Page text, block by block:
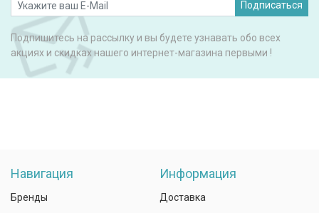
Подписаться
Подпишитесь на рассылку и вы будете узнавать обо всех
акциях и скидках нашего интернет-магазина первыми !
Навигация
Бренды
Информация
Доставка